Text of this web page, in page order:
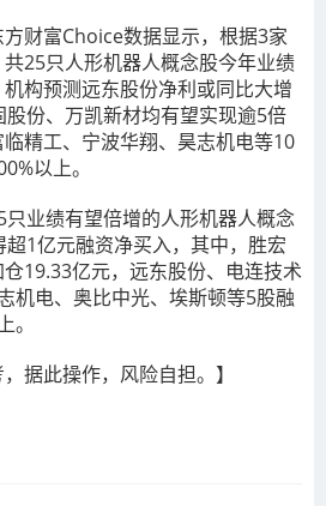
财富Choice数据显示，根据3家
25只人形机器人概念股今年业绩
构预测远东股份净利或同比大增
份、万凯新材均有望实现逾5倍
精工、宁波华翔、昊志机电等10
以上。
业绩有望倍增的人形机器人概念
1亿元融资净买入，其中，胜宏
19.33亿元，远东股份、电连技术
机电、奥比中光、埃斯顿等5股融
。
据此操作，风险自担。】